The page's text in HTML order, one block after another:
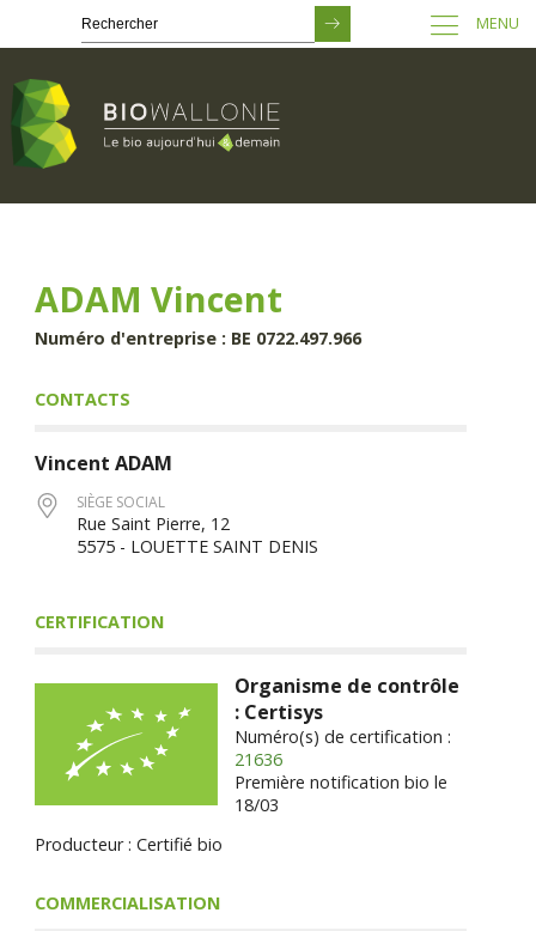
principal
MENU
ADAM Vincent
Numéro d'entreprise : BE 0722.497.966
CONTACTS
Vincent ADAM
SIÈGE SOCIAL
Rue Saint Pierre, 12
5575 - LOUETTE SAINT DENIS
CERTIFICATION
Organisme de contrôle
: Certisys
Numéro(s) de certification :
21636
Première notification bio le
18/03
Producteur : Certifié bio
COMMERCIALISATION